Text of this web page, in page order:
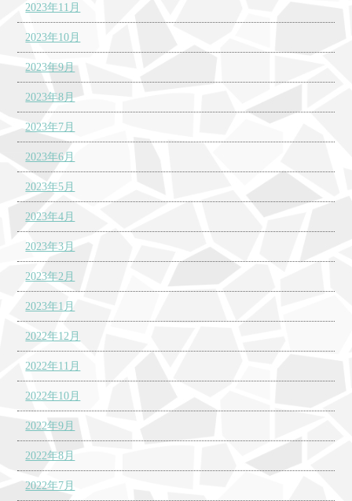
2023年11月
2023年10月
2023年9月
2023年8月
2023年7月
2023年6月
2023年5月
2023年4月
2023年3月
2023年2月
2023年1月
2022年12月
2022年11月
2022年10月
2022年9月
2022年8月
2022年7月